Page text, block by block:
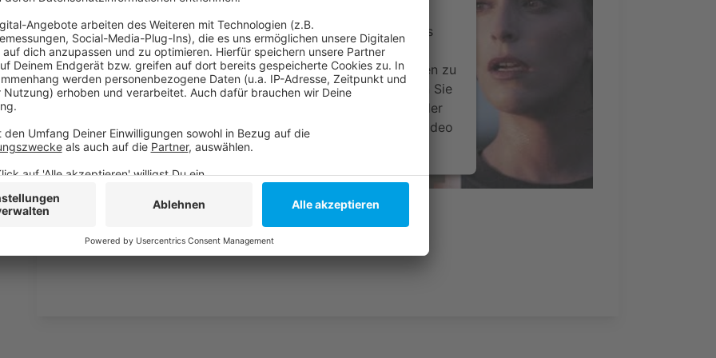
Wir verwenden einen Service eines
Drittanbieters, um Videoinhalte
einzubetten. Dieser Service kann Daten zu
Ihren Aktivitäten sammeln. Bitte lesen Sie
die Details durch und stimmen Sie der
Nutzung des Service zu, um dieses Video
Mehr Informationen
powered byUsercentrics Consent Management
SILBERMOND - AUF AUF (Offizielles Musikvideo)
Anzeige